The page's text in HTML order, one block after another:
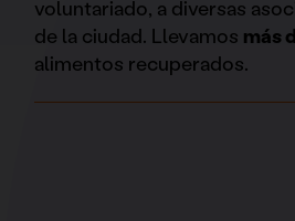
voluntariado, a diversas
de la ciudad. Llevamos más
alimentos recuperados.